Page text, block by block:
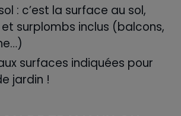
: c’est la surface au sol,
surplombs inclus (balcons,
surfaces indiquées pour
jardin !